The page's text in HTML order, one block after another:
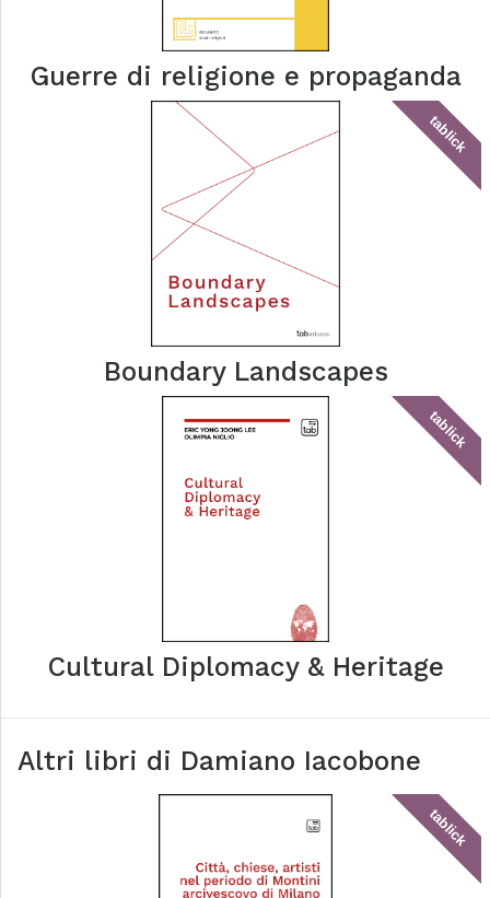
Guerre di religione e propaganda
tablick
Boundary Landscapes
tablick
Cultural Diplomacy & Heritage
Altri libri di Damiano Iacobone
tablick